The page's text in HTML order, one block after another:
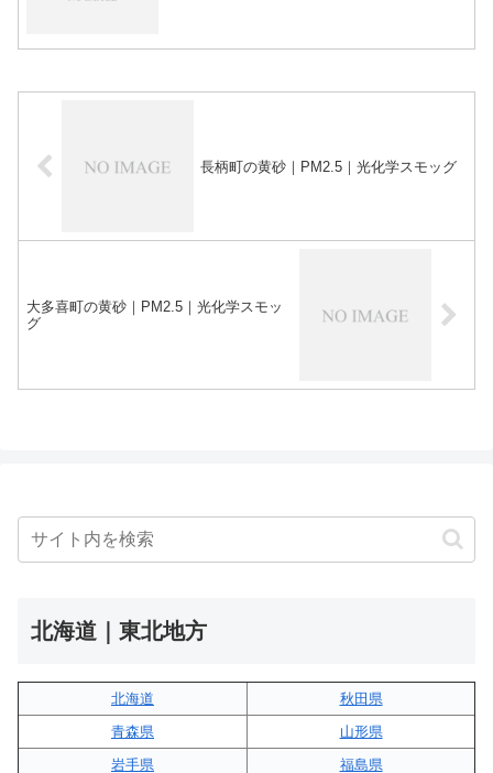
長柄町の黄砂｜PM2.5｜光化学スモッグ
大多喜町の黄砂｜PM2.5｜光化学スモッ
グ
北海道｜東北地方
北海道
秋田県
青森県
山形県
岩手県
福島県